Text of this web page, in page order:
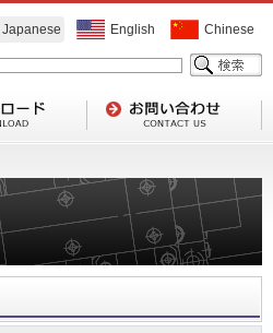
Japanese English Chinese